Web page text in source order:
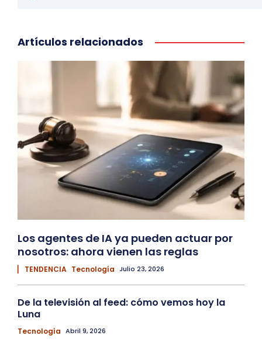
Artículos relacionados
Los agentes de IA ya pueden actuar por
nosotros: ahora vienen las reglas
▏ TENDENCIA Tecnología Julio 23, 2026
De la televisión al feed: cómo vemos hoy la
Luna
Tecnología Abril 9, 2026